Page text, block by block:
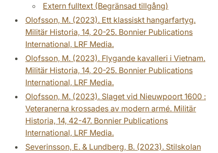
Extern fulltext (Begränsad tillgång)
Olofsson, M. (2023). Ett klassiskt hangarfartyg.
Militär Historia, 14, 20-25. Bonnier Publications
International, LRF Media.
Olofsson, M. (2023). Flygande kavalleri i Vietnam.
Militär Historia, 14, 20-25. Bonnier Publications
International, LRF Media.
Olofsson, M. (2023). Slaget vid Nieuwpoort 1600 :
Veteranerna krossades av modern armé. Militär
Historia, 14, 42-47. Bonnier Publications
International, LRF Media.
Severinsson, E. & Lundberg, B. (2023). Stilskolan